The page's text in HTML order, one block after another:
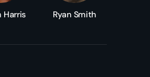
Harris Ryan Smith